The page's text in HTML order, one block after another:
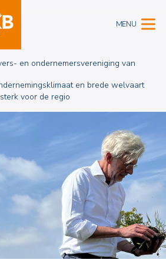
MENU
en ondernemersvereniging van
en brede welvaart
voor de regio